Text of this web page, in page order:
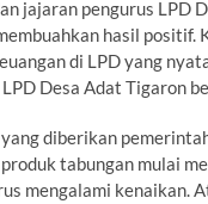
jajaran pengurus LPD
hasil positif.
di LPD yang
Desa Adat Tigaron
diberikan
tabungan mulai
mengalami kenaikan.